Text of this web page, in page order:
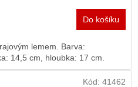
Do košíku
lemem. Barva:
14,5 cm, hloubka: 17 cm.
Kód: 41462